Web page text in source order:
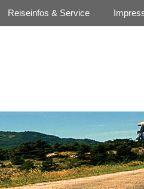
Reiseinfos & Service